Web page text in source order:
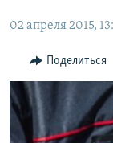
главной
навигации
Вернутся
поиску
11 ЛЕТ
ЕЩЕ
ИНТЕРАКТИВ
ТЕЛЕПРОЕКТ
РАДІО СВОБОДА
КАК ОБОЙТИ
Українською
02 апреля 2015,
Поделиться